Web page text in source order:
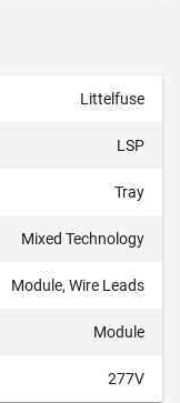
Littelfuse
LSP
Tray
Mixed Technology
Module, Wire Leads
Module
277V